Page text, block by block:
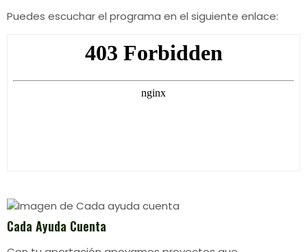
Puedes escuchar el programa en el siguiente enlace:
Cada Ayuda Cuenta